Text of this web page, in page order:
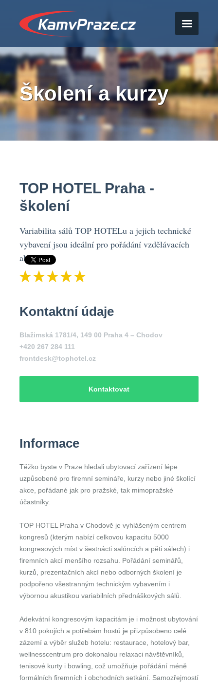
Školení a kurzy
TOP HOTEL Praha -
školení
Variabilita sálů TOP HOTELu a jejich technické
vybavení jsou ideální pro pořádání vzdělávacích
akcí.
Kontaktní údaje
Blažimská 1781/4, 149 00 Praha 4 – Chodov
+420 267 284 111
frontdesk@tophotel.cz
Kontaktovat
Informace
Těžko byste v Praze hledali ubytovací zařízení lépe
uzpůsobené pro firemní semináře, kurzy nebo jiné školící
akce, pořádané jak pro pražské, tak mimopražské
účastníky.
TOP HOTEL Praha v Chodově je vyhlášeným centrem
kongresů (kterým nabízí celkovou kapacitu 5000
kongresových míst v šestnácti salóncích a pěti sálech) i
firemních akcí menšího rozsahu. Pořádání seminářů,
kurzů, prezentačních akcí nebo odborných školení je
podpořeno všestranným technickým vybavením i
výbornou akustikou variabilních přednáškových sálů.
Adekvátní kongresovým kapacitám je i možnost ubytování
v 810 pokojích a potřebám hostů je přizpůsobeno celé
zázemí a výběr služeb hotelu: restaurace, hotelový bar,
wellnesscentrum pro dokonalou relaxaci návštěvníků,
tenisové kurty i bowling, což umožňuje pořádání méně
formálních firemních i obchodních setkání. Samozřejmostí